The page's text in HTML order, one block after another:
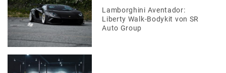
Lamborghini Aventador:
Liberty Walk-Bodykit von SR
Auto Group